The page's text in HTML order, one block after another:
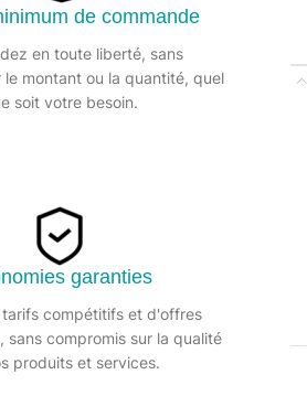
de commande
en toute liberté, sans
le montant ou la quantité, quel
soit votre besoin.
garanties
compétitifs et d'offres
sans compromis sur la qualité
produits et services.
liquide alcalin qui assure le
lave vaisselle automatique
etc …). Compatible avec tous types
distribué par un doseur automatique.
de données de sécurité